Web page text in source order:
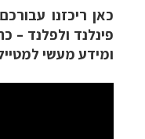
כאן ריכזנו
פינלנד ולפלנד –
ומידע מעשי